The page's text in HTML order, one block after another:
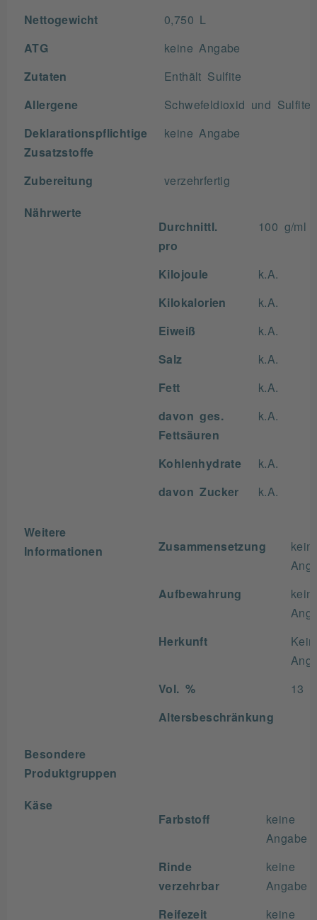
Nettogewicht 0,750 L
ATG keine Angabe
Zutaten Enthält Sulfite
Allergene Schwefeldioxid und Sulfite
Deklarationspflichtige
Zusatzstoffe
keine Angabe
Zubereitung verzehrfertig
Nährwerte
Durchnittl.
pro
100 g/ml
Kilojoule k.A.
Kilokalorien k.A.
Eiweiß k.A.
Salz k.A.
Fett k.A.
davon ges.
Fettsäuren
k.A.
Kohlenhydrate k.A.
davon Zucker k.A.
Weitere
Informationen
Zusammensetzung
Aufbewahrung
Herkunft
Vol. % 13
Altersbeschränkung
Besondere
Produktgruppen
Käse
Farbstoff
keine
Angabe
Rinde
verzehrbar
keine
Angabe
Reifezeit
keine